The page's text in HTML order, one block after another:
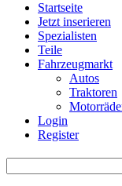
Startseite
Jetzt inserieren
Spezialisten
Teile
Fahrzeugmarkt
Autos
Traktoren
Login
Register
nach: